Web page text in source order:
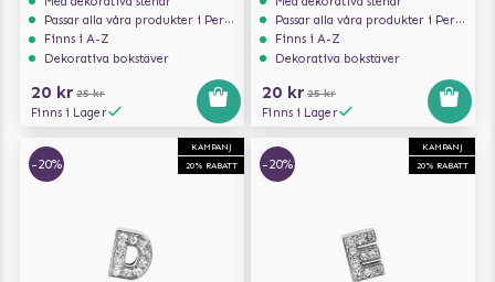
Passar alla våra produkter i Personalize serien
Finns i A-Z
Dekorativa bokstäver
20 kr 25 kr
Finns i Lager
Passar alla våra produkter i Personalize serien
Finns i A-Z
Dekorativa bokstäver
20 kr 25 kr
Finns i Lager
KAMPANJ
20% RABATT
-20%
KAMPANJ
20% RABATT
-20%